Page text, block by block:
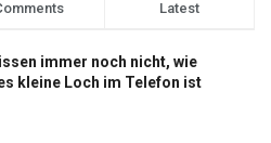
Latest
immer noch nicht, wie
kleine Loch im Telefon ist